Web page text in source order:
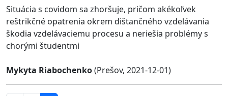
Situácia s covidom sa zhoršuje, pričom akékoľvek
reštrikčné opatrenia okrem dištančného vzdelávania
škodia vzdelávaciemu procesu a neriešia problémy s
chorými študentmi
Mykyta Riabochenko(Prešov, 2021-12-01)